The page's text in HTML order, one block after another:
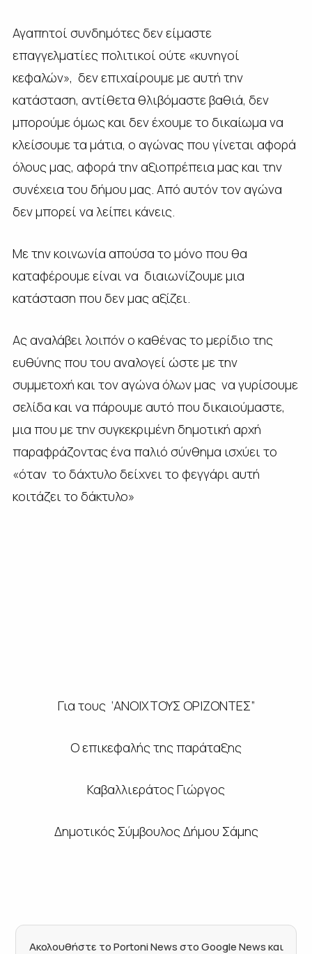
Αγαπητοί συνδημότες δεν είμαστε
επαγγελματίες πολιτικοί ούτε «κυνηγοί
κεφαλών», δεν επιχαίρουμε με αυτή την
κατάσταση, αντίθετα θλιβόμαστε βαθιά, δεν
μπορούμε όμως και δεν έχουμε το δικαίωμα να
κλείσουμε τα μάτια, ο αγώνας που γίνεται αφορά
όλους μας, αφορά την αξιοπρέπεια μας και την
συνέχεια του δήμου μας. Από αυτόν τον αγώνα
δεν μπορεί να λείπει κάνεις.
Με την κοινωνία απούσα το μόνο που θα
καταφέρουμε είναι να διαιωνίζουμε μια
κατάσταση που δεν μας αξίζει.
Ας αναλάβει λοιπόν ο καθένας το μερίδιο της
ευθύνης που του αναλογεί ώστε με την
συμμετοχή και τον αγώνα όλων μας να γυρίσουμε
σελίδα και να πάρουμε αυτό που δικαιούμαστε,
μια που με την συγκεκριμένη δημοτική αρχή
παραφράζοντας ένα παλιό σύνθημα ισχύει το
«όταν το δάχτυλο δείχνει το φεγγάρι αυτή
κοιτάζει το δάκτυλο»
Για τους ‘ΑΝΟΙΧΤΟΥΣ ΟΡΙΖΟΝΤΕΣ”
Ο επικεφαλής της παράταξης
Καβαλλιεράτος Γιώργος
Δημοτικός Σύμβουλος Δήμου Σάμης
Ακολουθήστε το Portoni News στο Google News και